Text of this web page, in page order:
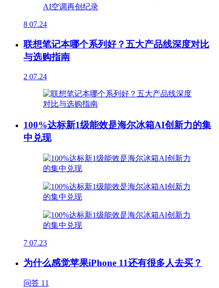
8 07.24
联想笔记本哪个系列好？五大产品线深度对比
与选购指南
2 07.24
100%达标新1级能效是海尔冰箱AI创新力的集
中兑现
7 07.23
为什么感觉苹果iPhone 11还有很多人去买？
问答 11